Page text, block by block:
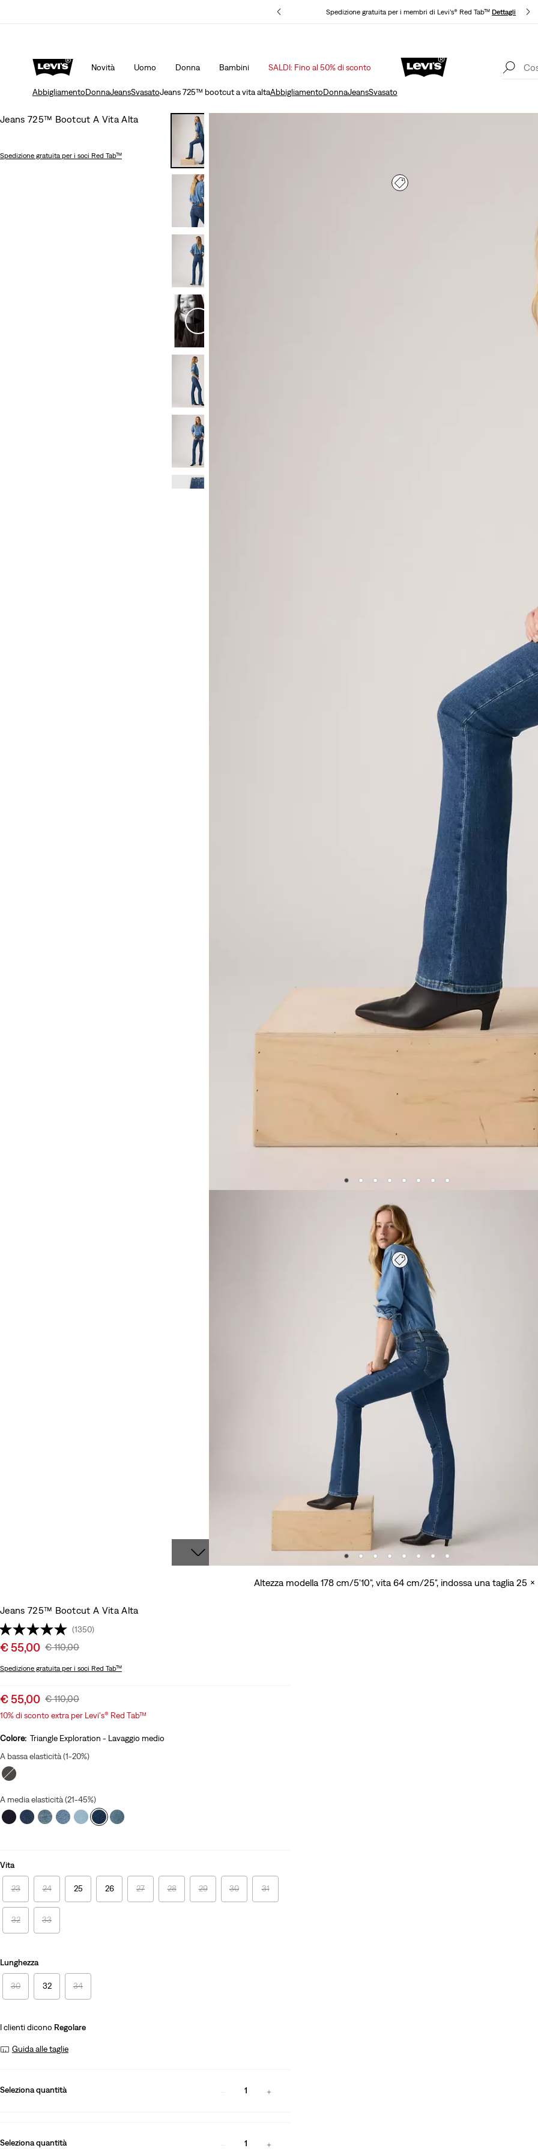
Dettagli Spedizione gratuita per i membri di Levi’s® Red Tab™Dettagli
Novità Uomo Donna Bambini SALDI: Fino al 50% di sconto
Unidays: Gli studenti ottengono il 20% di sconto
AbbigliamentoDonnaJeansSvasatoJeans 725™ bootcut a vita altaAbbigliamentoDonnaJeansSvasato
Jeans 725™ Bootcut A Vita Alta
Spedizione gratuita per i soci Red Tab™
Altezza modella 178 cm/5'10", vita 64 cm/25", indossa una taglia 25
Jeans 725™ Bootcut A Vita Alta
(1350)
Sale
is
€ 55,00 Original
Was
€ 110,00
Spedizione gratuita per i soci Red Tab™
Sale
price
€ 55,00 Original
Price
€ 110,00
10% di sconto extra per Levi's® Red Tab™
Colore: Triangle Exploration - Lavaggio medio
A bassa elasticità (1-20%)
A media elasticità (21-45%)
Vita
23 24 25 26 27 28 29 30 31
32 33
Lunghezza
30 32 34
I clienti dicono Regolare
Guida alle taglie
Seleziona quantità 1
Seleziona quantità 1